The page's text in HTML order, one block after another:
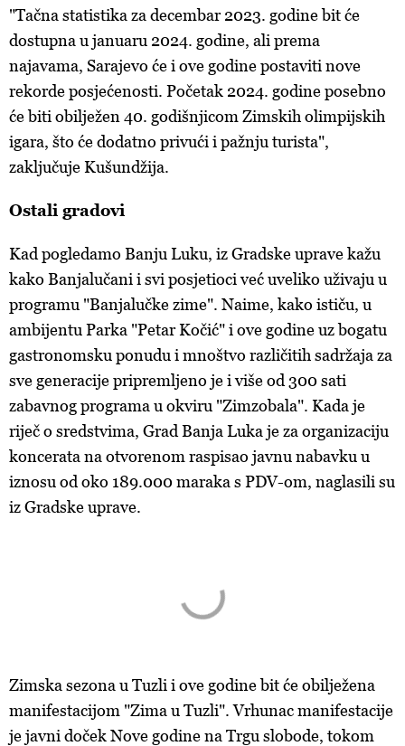
"Tačna statistika za decembar 2023. godine bit će
dostupna u januaru 2024. godine, ali prema
najavama, Sarajevo će i ove godine postaviti nove
rekorde posjećenosti. Početak 2024. godine posebno
će biti obilježen 40. godišnjicom Zimskih olimpijskih
igara, što će dodatno privući i pažnju turista",
zaključuje Kušundžija.
Ostali gradovi
Kad pogledamo Banju Luku, iz Gradske uprave kažu
kako Banjalučani i svi posjetioci već uveliko uživaju u
programu "Banjalučke zime". Naime, kako ističu, u
ambijentu Parka "Petar Kočić" i ove godine uz bogatu
gastronomsku ponudu i mnoštvo različitih sadržaja za
sve generacije pripremljeno je i više od 300 sati
zabavnog programa u okviru "Zimzobala". Kada je
riječ o sredstvima, Grad Banja Luka je za organizaciju
koncerata na otvorenom raspisao javnu nabavku u
iznosu od oko 189.000 maraka s PDV-om, naglasili su
iz Gradske uprave.
Zimska sezona u Tuzli i ove godine bit će obilježena
manifestacijom "Zima u Tuzli". Vrhunac manifestacije
je javni doček Nove godine na Trgu slobode, tokom